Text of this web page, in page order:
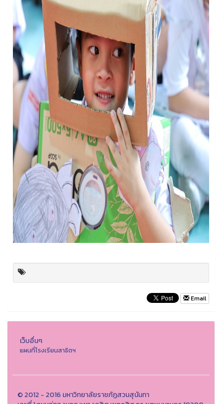
Email
เว็บอื่นๆ
แผนที่โรงเรียนสาธิตฯ
© 2012 - 2016 มหาวิทยาลัยราชภัฏสวนสุนันทา